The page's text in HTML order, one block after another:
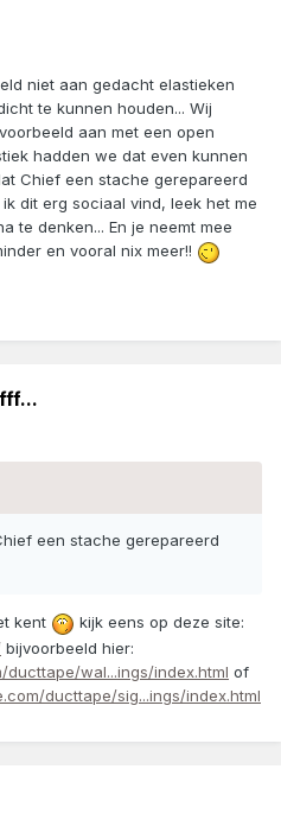
niet aan gedacht elastieken
te kunnen houden... Wij
aan met een open
hadden we dat even kunnen
Chief een stache gerepareerd
dit erg sociaal vind, leek het me
te denken... En je neemt mee
en vooral nix meer!!
een stache gerepareerd
kent
kijk eens op deze site:
bijvoorbeeld hier:
wal...ings/index.html of
ducttape/sig...ings/index.html